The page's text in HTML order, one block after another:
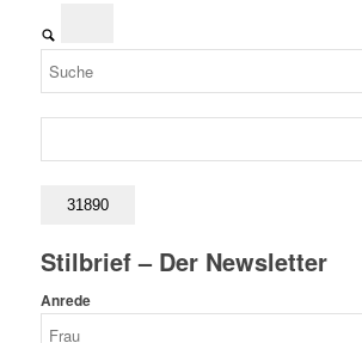
Stilbrief – Der Newsletter
Anrede